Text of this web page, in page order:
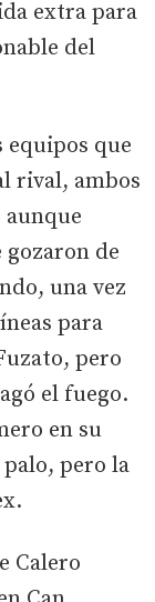
extra para
del
equipos que
rival, ambos
aunque
de
una vez
para
pero
el fuego.
en su
pero la
Calero